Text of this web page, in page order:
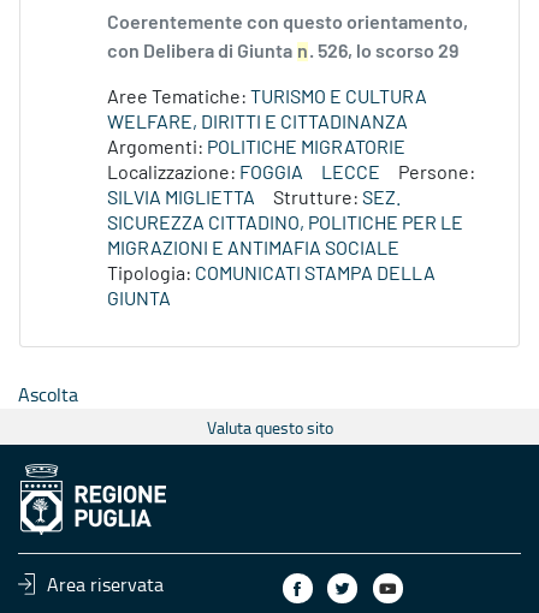
Coerentemente con questo orientamento,
con Delibera di Giunta n. 526, lo scorso 29
Aree Tematiche: TURISMO E CULTURA
WELFARE, DIRITTI E CITTADINANZA
Argomenti: POLITICHE MIGRATORIE
Localizzazione: FOGGIA LECCE
Persone:
SILVIA MIGLIETTA
Strutture: SEZ.
SICUREZZA CITTADINO, POLITICHE PER LE
MIGRAZIONI E ANTIMAFIA SOCIALE
Tipologia: COMUNICATI STAMPA DELLA
GIUNTA
Ascolta
Valuta questo sito
Area riservata